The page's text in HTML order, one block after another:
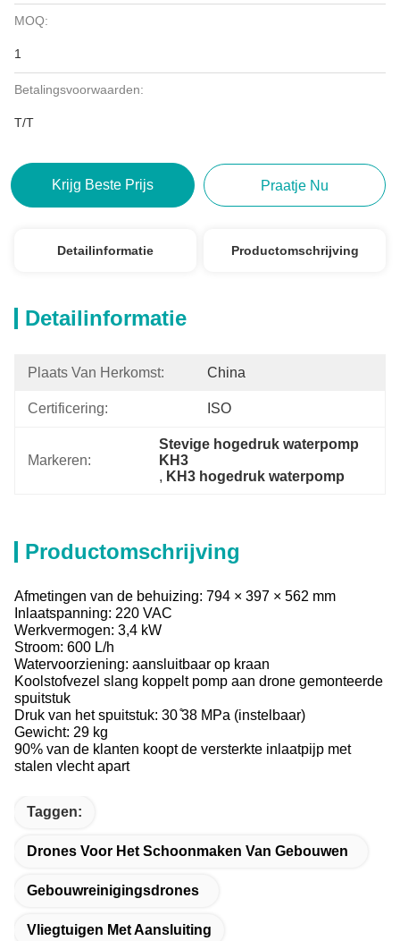
MOQ:
1
Betalingsvoorwaarden:
T/T
Krijg Beste Prijs Praatje Nu
Detailinformatie Productomschrijving
Detailinformatie
Plaats Van Herkomst: China
Certificering: ISO
Markeren:
Stevige hogedruk waterpomp
KH3
, KH3 hogedruk waterpomp
Productomschrijving
Afmetingen van de behuizing: 794 × 397 × 562 mm
Inlaatspanning: 220 VAC
Werkvermogen: 3,4 kW
Stroom: 600 L/h
Watervoorziening: aansluitbaar op kraan
Koolstofvezel slang koppelt pomp aan drone gemonteerde
spuitstuk
Druk van het spuitstuk: 30 ̊38 MPa (instelbaar)
Gewicht: 29 kg
90% van de klanten koopt de versterkte inlaatpijp met
stalen vlecht apart
Taggen:
Drones Voor Het Schoonmaken Van Gebouwen
Gebouwreinigingsdrones
Vliegtuigen Met Aansluiting